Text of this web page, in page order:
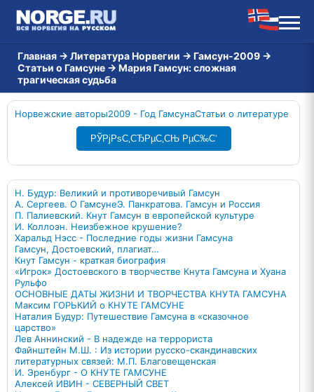
Главная → Литература Норвегии → Гамсун-2009 →
Статьи о Гамсуне → Мария Гамсун: сложная
трагическая судьба
Норвежские авторы2009 - Год ГамсунаСтатьи о литературе
РЎРјРѕС‚СЂРµС‚СЊ РµС‰С‘
Н. Будур: Великий и противоречивый Гамсун
А. Сергеев. О ГамсунеЭ. Панкратова. Гамсун и Россия
П. Палиевский. Кнут Гамсун в европейской культуре
И. Коллоэн. Неизбежное крушение?
Харальд Нэсс - Последние годы жизни Гамсуна
Гамсун, Достоевский, плагиат…
Кнут Гамсун - краткая биография
«Игрок» Достоевского в творчестве Кнута Гамсуна и Хуана
Рульфо
ОСНОВНЫЕ ДАТЫ ЖИЗНИ И ТВОРЧЕСТВА КНУТА ГАМСУНА
Максим ГОРЬКИЙ о КНУТЕ ГАМСУНЕ
Наталия Будур: Путешествие Гамсуна в «сказочное
царство»
Лев Аннинский - В надежде на террориста
Файнштейн М.Ш. : Из истории русско-скандинавских
литературных связей: М.П. Благовещенская
И. Эренбург - О КНУТЕ ГАМСУНЕ
Алексей ИВИН - СЕВЕРНЫЙ СВЕТ